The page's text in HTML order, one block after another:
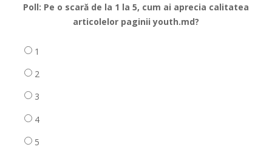
Poll: Pe o scară de la 1 la 5, cum ai aprecia calitatea
articolelor paginii youth.md?
1
2
3
4
5